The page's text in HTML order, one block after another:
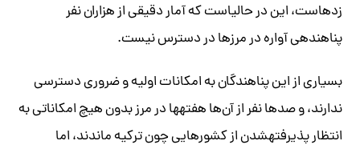
زده‎است، این در حالی‎است که آمار دقیقی از هزاران نفر
پناهنده‎ی آواره در مرزها در دسترس نیست.
بسیاری از این پناهندگان به امکانات اولیه و ضروری دسترسی
ندارند، و صدها نفر از آن‌ها هفته‎ها در مرز بدون هیچ امکاناتی به
انتظار پذیرفته‎شدن از کشورهایی چون ترکیه ماندند، اما